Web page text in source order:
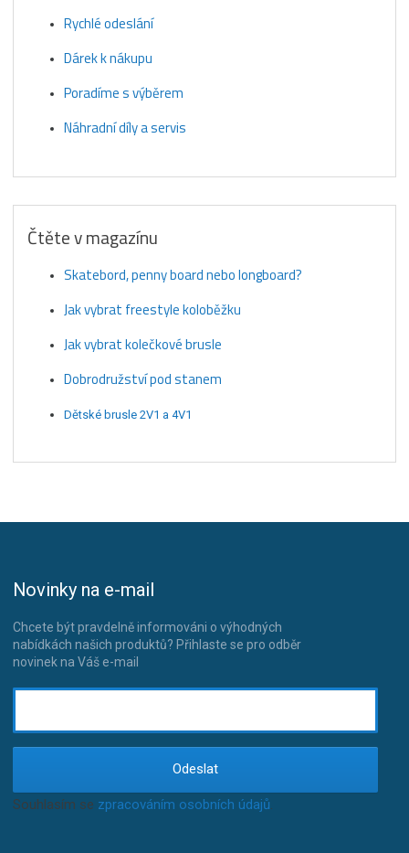
Rychlé odeslání
Dárek k nákupu
Poradíme s výběrem
Náhradní díly a servis
Čtěte v magazínu
Skatebord, penny board nebo longboard?
Jak vybrat freestyle koloběžku
Jak vybrat kolečkové brusle
Dobrodružství pod stanem
Dětské brusle 2V1 a 4V1
Novinky na e-mail
Chcete být pravdelně informováni o výhodných
nabídkách našich produktů? Přihlaste se pro odběr
novinek na Váš e-mail
Odeslat
Souhlasím se zpracováním osobních údajů